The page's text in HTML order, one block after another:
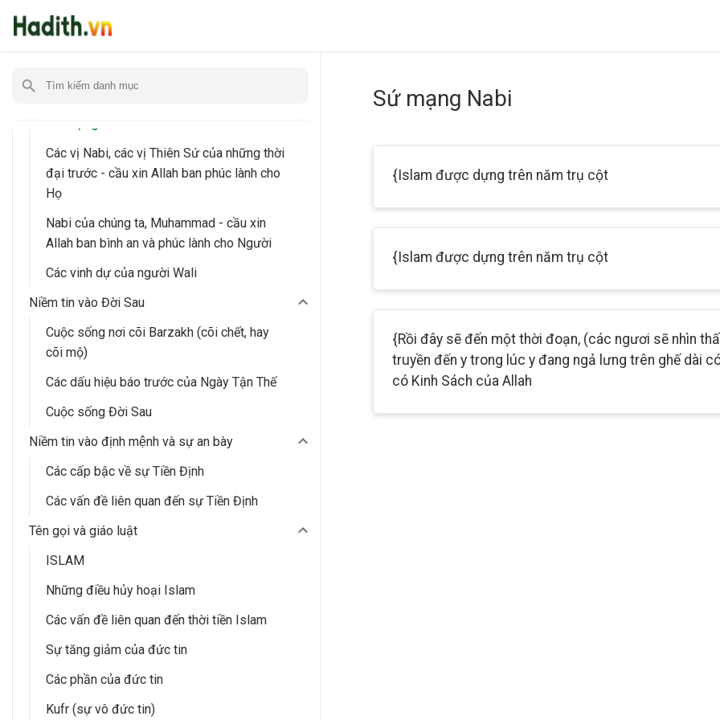
Đức tin nơi các Kinh Sách
Đức tin nơi các Thiên Sứ
Các vị Nabi, các vị Thiên Sứ của những thời
đại trước - cầu xin Allah ban phúc lành cho
Họ
Nabi của chúng ta, Muhammad - cầu xin
Allah ban bình an và phúc lành cho Người
Các vinh dự của người Wali
Niềm tin vào Đời Sau
Cuộc sống nơi cõi Barzakh (cõi chết, hay
cõi mộ)
Các dấu hiệu báo trước của Ngày Tận Thế
Cuộc sống Đời Sau
Niềm tin vào định mệnh và sự an bày
Các cấp bậc về sự Tiền Định
Các vấn đề liên quan đến sự Tiền Định
Tên gọi và giáo luật
ISLAM
Những điều hủy hoại Islam
Các vấn đề liên quan đến thời tiền Islam
Sự tăng giảm của đức tin
Các phần của đức tin
Kufr (sự vô đức tin)
Sứ mạng Nabi
{Islam được dựng trên năm trụ cột
{Islam được dựng trên năm trụ cột
{Rồi đây sẽ đến một thời đoạn, (các ngươi sẽ nhìn
truyền đến y trong lúc y đang ngả lưng trên ghế dài
có Kinh Sách của Allah